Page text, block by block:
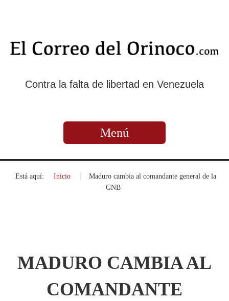
Contra la falta de libertad en Venezuela
Menú
Está aquí: Inicio
Maduro cambia al comandante general de la
GNB
MADURO CAMBIA AL
COMANDANTE